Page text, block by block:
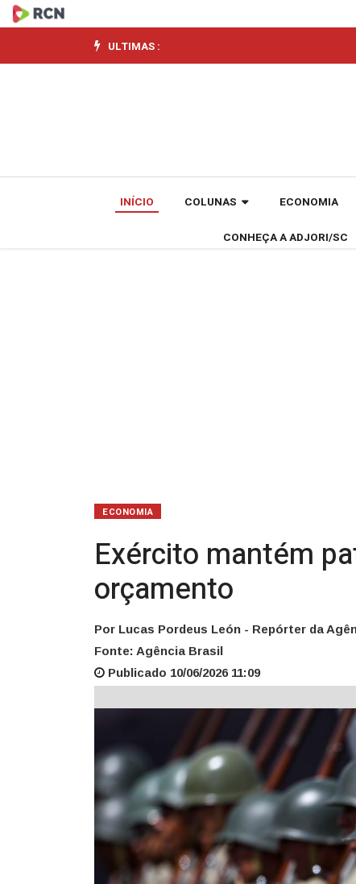
Exército
mantém
mesmo
ULTIMAS :
INÍCIO COLUNAS ECONOMIA
CONHEÇA A ADJORI/SC
ECONOMIA
Exército mantém
orçamento
Por Lucas Pordeus León - Repórter da
Fonte: Agência Brasil
Publicado 10/06/2026 11:09